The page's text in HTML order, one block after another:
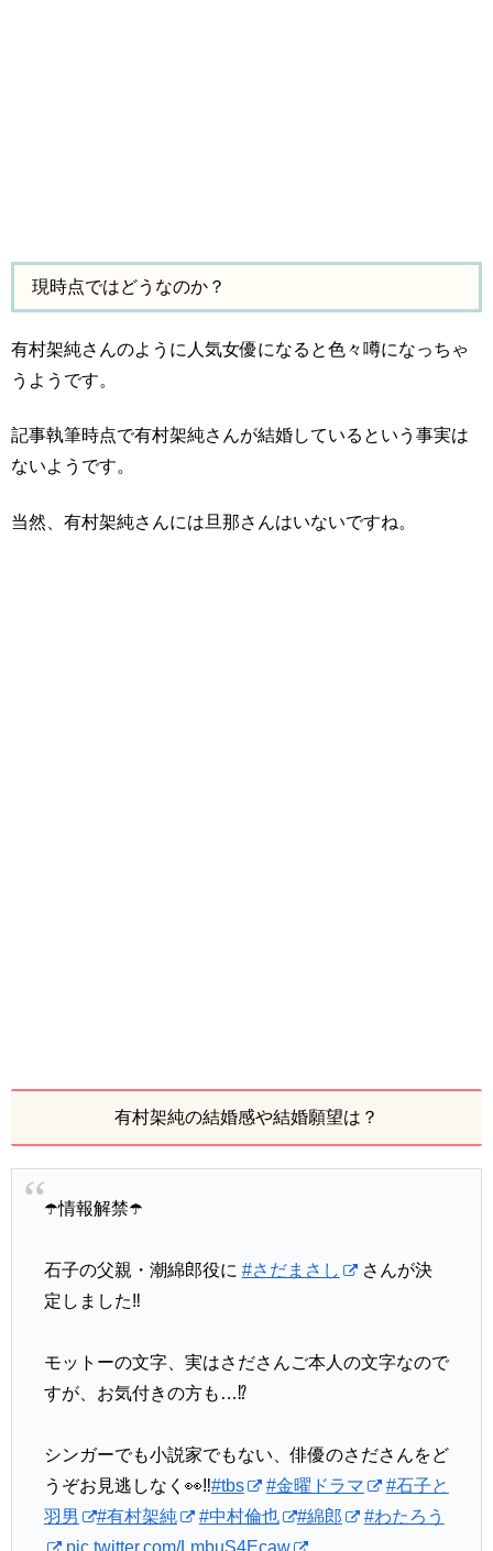
現時点ではどうなのか？
有村架純さんのように人気女優になると色々噂になっちゃ
うようです。
記事執筆時点で有村架純さんが結婚しているという事実は
ないようです。
当然、有村架純さんには旦那さんはいないですね。
有村架純の結婚感や結婚願望は？
☂️情報解禁☂️
石子の父親・潮綿郎役に #さだまさし
さんが決
定しました‼️
モットーの文字、実はさださんご本人の文字なので
すが、お気付きの方も…⁉︎
シンガーでも小説家でもない、俳優のさださんをど
うぞお見逃しなく👀‼︎#tbs #金曜ドラマ
#石子と
羽男
#有村架純 #中村倫也 #綿郎
#わたろう
pic.twitter.com/LmbuS4Ecaw